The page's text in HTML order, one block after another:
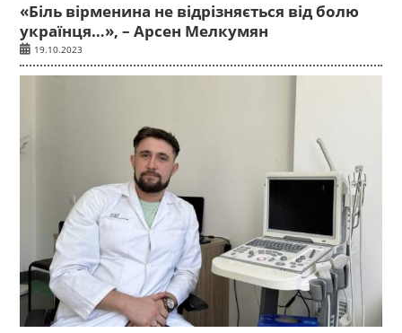
«Біль вірменина не відрізняється від болю
українця…», – Арсен Мелкумян
19.10.2023